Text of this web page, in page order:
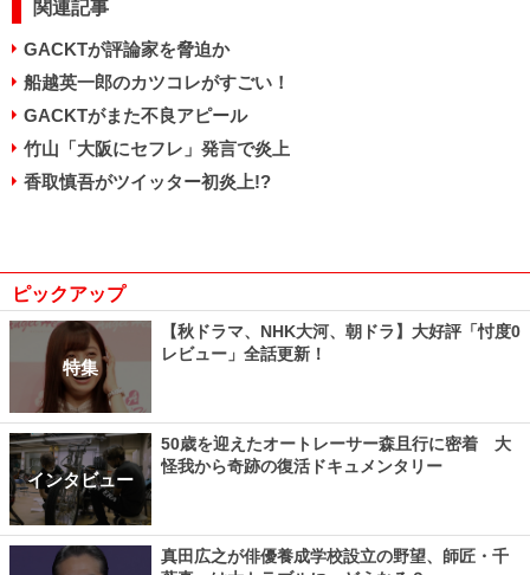
関連記事
GACKTが評論家を脅迫か
船越英一郎のカツコレがすごい！
GACKTがまた不良アピール
竹山「大阪にセフレ」発言で炎上
香取慎吾がツイッター初炎上!?
ピックアップ
特集
【秋ドラマ、NHK大河、朝ドラ】大好評「忖度0
レビュー」全話更新！
インタビュー
50歳を迎えたオートレーサー森且行に密着 大
怪我から奇跡の復活ドキュメンタリー
真田広之が俳優養成学校設立の野望、師匠・千